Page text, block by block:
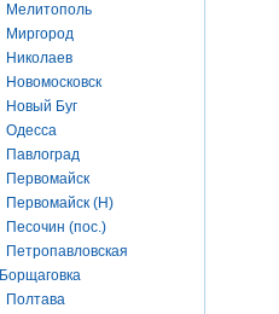
Мелитополь
Миргород
Николаев
Новомосковск
Новый Буг
Одесса
Павлоград
Первомайск
Первомайск (Н)
Песочин (пос.)
Петропавловская
Борщаговка
Полтава